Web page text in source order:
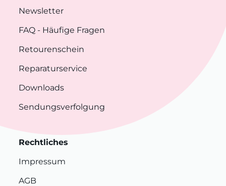
Newsletter
FAQ - Häufige Fragen
Retourenschein
Reparaturservice
Downloads
Sendungsverfolgung
Rechtliches
Impressum
AGB